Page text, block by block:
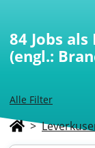
Alle Filter
84 Jobs
(engl.:
>